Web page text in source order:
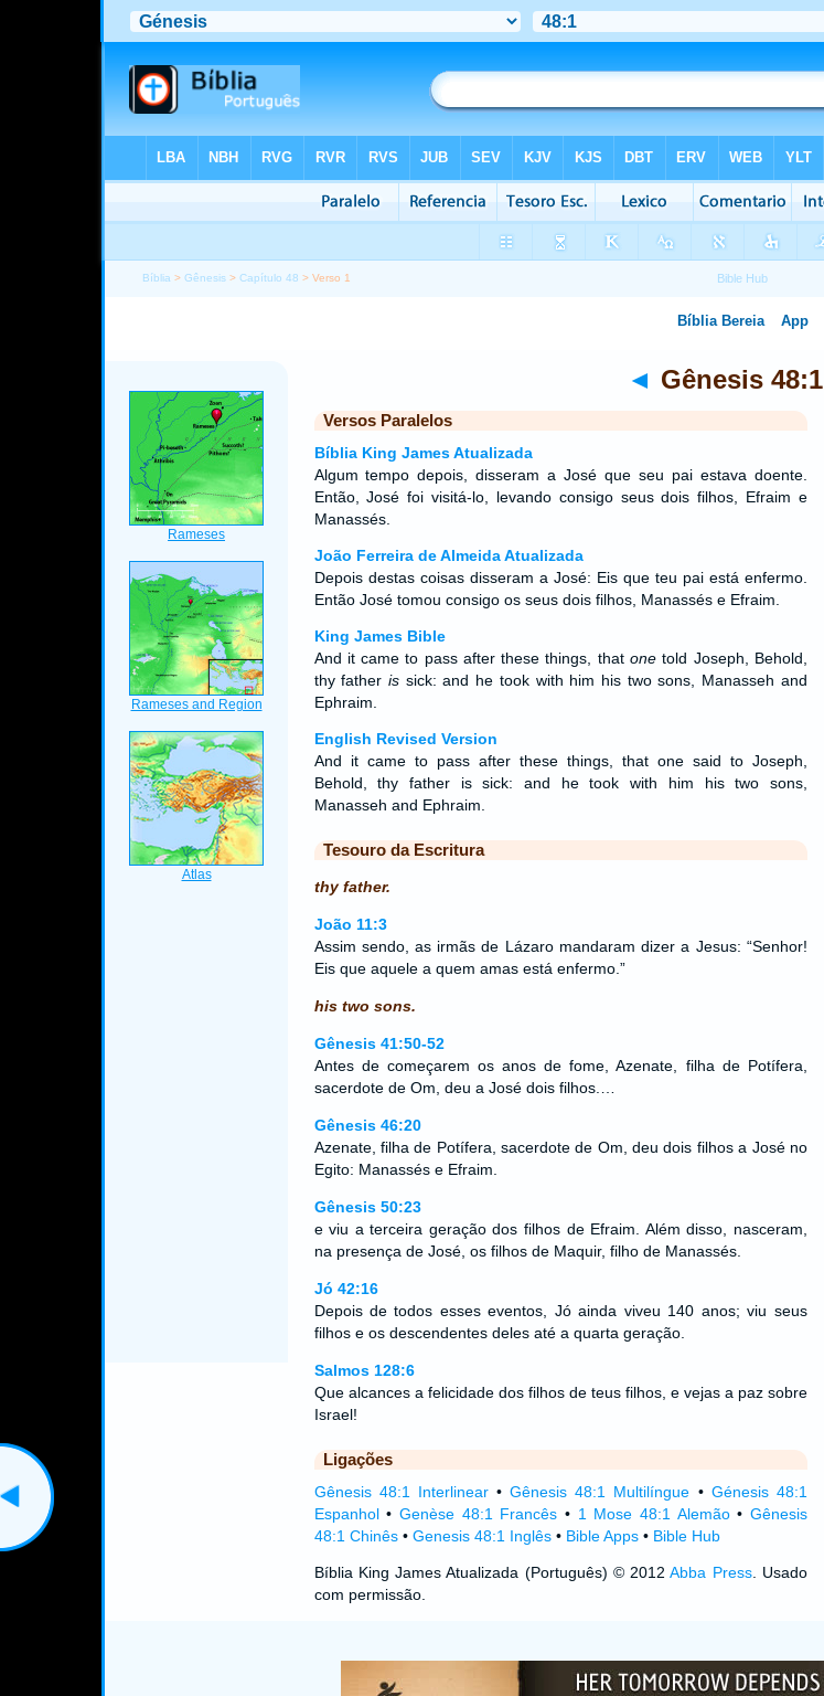
Bíblia >Gênesis >Capítulo 48 > Verso 1
◄ Gênesis 48:1
Versos Paralelos
Bíblia King James Atualizada
Algum tempo depois, disseram a José que seu pai estava doente.
Então, José foi visitá-lo, levando consigo seus dois filhos, Efraim e
Manassés.
João Ferreira de Almeida Atualizada
Depois destas coisas disseram a José: Eis que teu pai está enfermo.
Então José tomou consigo os seus dois filhos, Manassés e Efraim.
King James Bible
And it came to pass after these things, thatone told Joseph, Behold,
thy father issick: and he took with him his two sons, Manasseh and
Ephraim.
English Revised Version
And it came to pass after these things, that one said to Joseph,
Behold, thy father is sick: and he took with him his two sons,
Manasseh and Ephraim.
Tesouro da Escritura
thy father.
João 11:3
Assim sendo, as irmãs de Lázaro mandaram dizer a Jesus: “Senhor!
Eis que aquele a quem amas está enfermo.”
his two sons.
Gênesis 41:50-52
Antes de começarem os anos de fome, Azenate, filha de Potífera,
sacerdote de Om, deu a José dois filhos.…
Gênesis 46:20
Azenate, filha de Potífera, sacerdote de Om, deu dois filhos a José no
Egito: Manassés e Efraim.
Gênesis 50:23
e viu a terceira geração dos filhos de Efraim. Além disso, nasceram,
na presença de José, os filhos de Maquir, filho de Manassés.
Jó 42:16
Depois de todos esses eventos, Jó ainda viveu 140 anos; viu seus
filhos e os descendentes deles até a quarta geração.
Salmos 128:6
Que alcances a felicidade dos filhos de teus filhos, e vejas a paz sobre
Israel!
Ligações
Gênesis 48:1 Interlinear•Gênesis 48:1 Multilíngue • Génesis 48:1
Espanhol• Genèse 48:1 Francês • 1 Mose 48:1 Alemão• Gênesis
48:1 Chinês• Genesis 48:1 Inglês• Bible Apps• Bible Hub
Bíblia King James Atualizada (Português) © 2012Abba Press. Usado
com permissão.